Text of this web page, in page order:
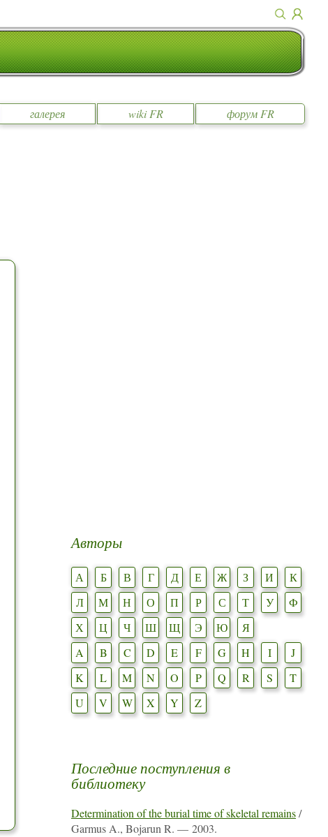
галерея wiki FR форум FR
Авторы
А Б В Г Д Е Ж З И
К
Л
М Н О П Р С Т У
Ф
Х
Ц Ч Ш Щ Э Ю
Я
A
B C D E F G H I
J
K
L M N O P Q R S
T
U
V W X Y Z
Последние поступления в
библиотеку
Determination of the burial time of skeletal remains/
Garmus A., Bojarun R. — 2003.